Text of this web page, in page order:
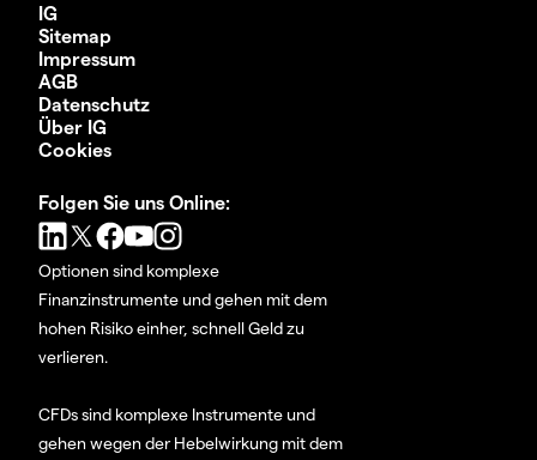
IG
Sitemap
Impressum
AGB
Datenschutz
Über IG
Cookies
Folgen Sie uns Online:
Optionen sind komplexe
Finanzinstrumente und gehen mit dem
hohen Risiko einher, schnell Geld zu
verlieren.
CFDs sind komplexe Instrumente und
gehen wegen der Hebelwirkung mit dem